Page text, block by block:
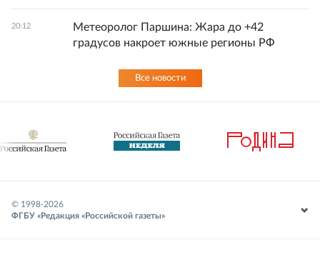
20:12
Метеоролог Паршина: Жара до +42
градусов накроет южные регионы РФ
Все новости
© 1998-2026
ФГБУ «Редакция «Российской газеты»